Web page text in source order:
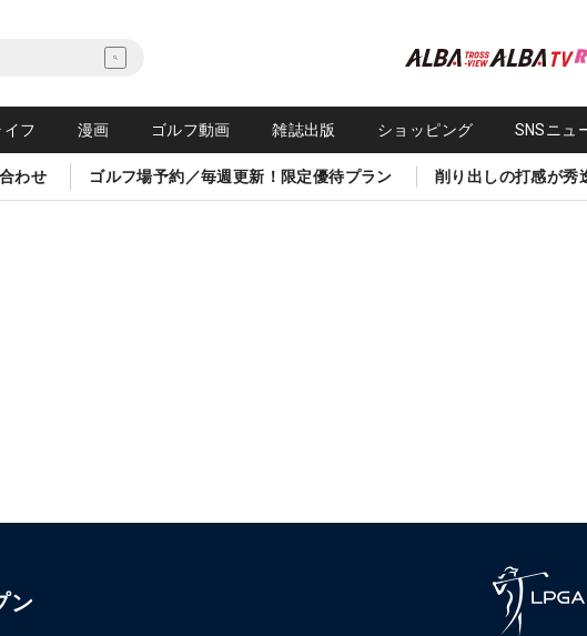
イフ 漫画 ゴルフ動画 雑誌出版 ショッピング SNSニュ
わせ ゴルフ場予約／毎週更新！限定優待プラン 削り出しの打感が秀
ン